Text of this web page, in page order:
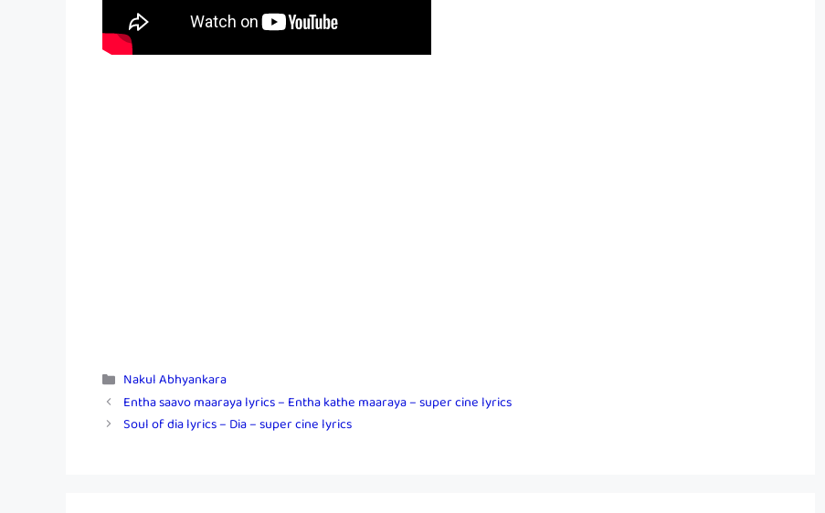
Categories
Nakul Abhyankara
Entha saavo maaraya lyrics – Entha kathe maaraya – super cine lyrics
Soul of dia lyrics – Dia – super cine lyrics